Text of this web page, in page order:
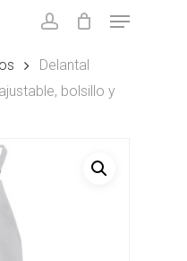
Menu
Delantal
bolsillo y